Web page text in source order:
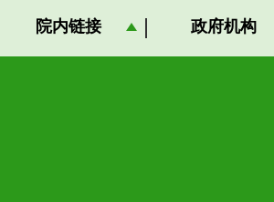
院内链接 政府机构